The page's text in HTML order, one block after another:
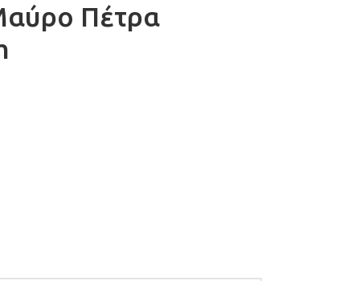
Πέτρα